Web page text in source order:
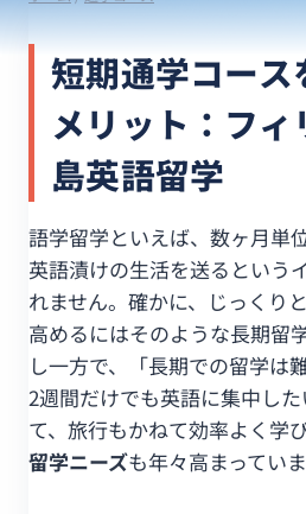
短期通学コース
メリット：フ
島英語留学
語学留学といえば、数ヶ月単
英語漬けの生活を送るという
れません。確かに、じっくり
高めるにはそのような長期留
し一方で、「長期での留学は
2週間だけでも英語に集中し
て、旅行もかねて効率よく学
留学ニーズも年々高まっていま